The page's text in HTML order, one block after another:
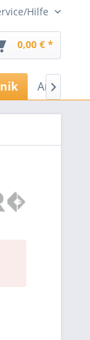
Hilfe
0,00 € *
